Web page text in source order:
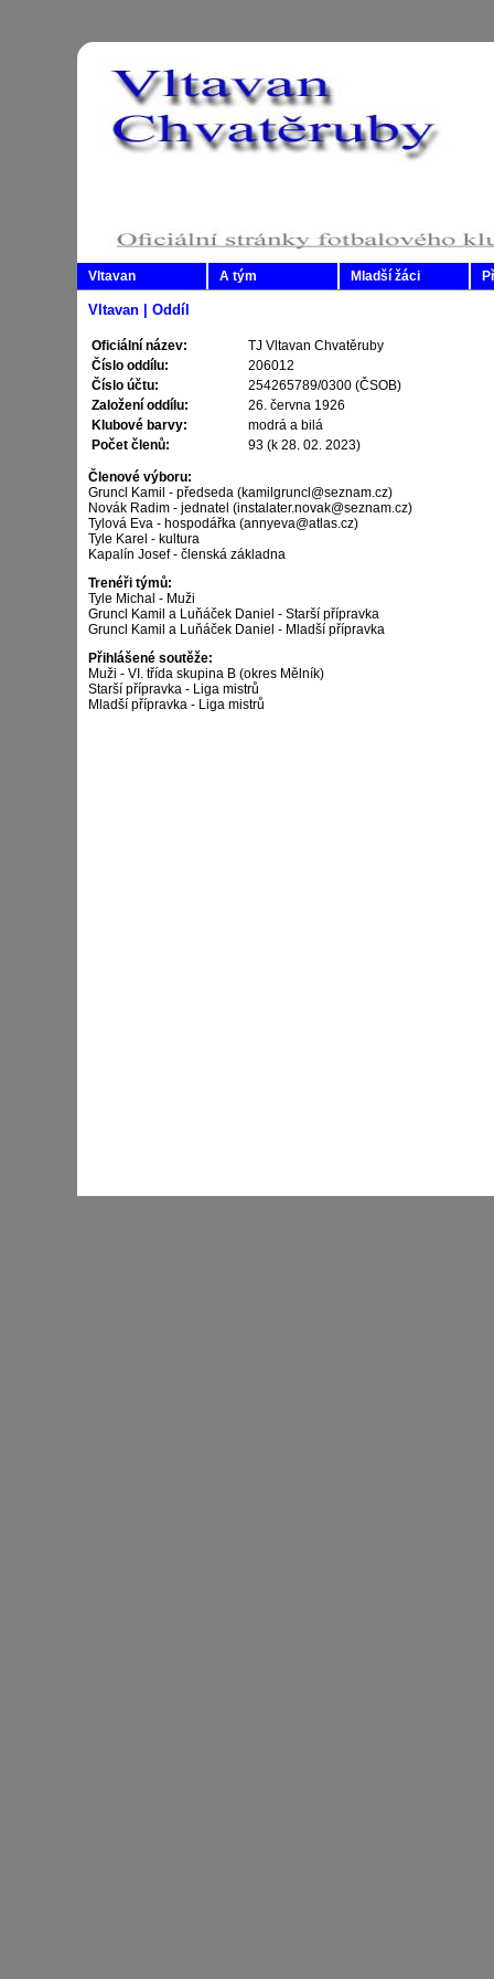
Vltavan A tým Mladší žáci
Vltavan | Oddíl
Oficiální název:
TJ Vltavan Chvatěruby
Číslo oddílu:
206012
Číslo účtu:
254265789/0300 (ČSOB)
Založení oddílu:
26. června 1926
Klubové barvy:
modrá a bilá
Počet členů:
93 (k 28. 02. 2023)
Členové výboru:
Gruncl Kamil - předseda (kamilgruncl@seznam.cz)
Novák Radim - jednatel (instalater.novak@seznam.cz)
Tylová Eva - hospodářka (annyeva@atlas.cz)
Tyle Karel - kultura
Kapalín Josef - členská základna
Trenéři týmů:
Tyle Michal - Muži
Gruncl Kamil a Luňáček Daniel - Starší přípravka
Gruncl Kamil a Luňáček Daniel - Mladší přípravka
Přihlášené soutěže:
Muži - VI. třída skupina B (okres Mělník)
Starší přípravka - Liga mistrů
Mladší přípravka - Liga mistrů